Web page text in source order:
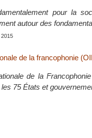
pour la
autour des
de la francophonie
de la
75 États et